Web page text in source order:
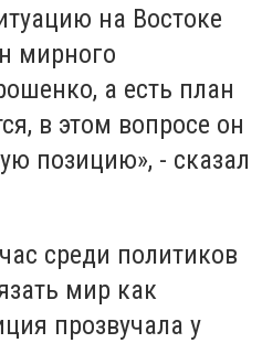
на Востоке
мирного
а есть план
в этом вопросе он
позицию», - сказал
среди политиков
мир как
прозвучала у